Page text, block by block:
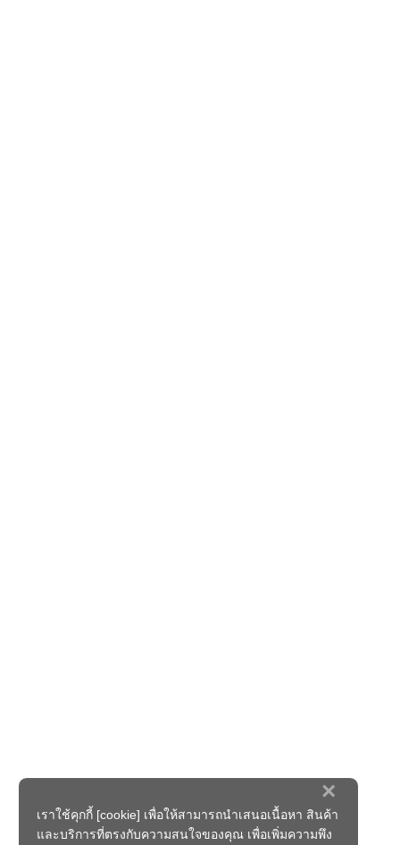
×
เราใช้คุกกี้ [cookie] เพื่อให้สามารถนำเสนอเนื้อหา สินค้า
และบริการที่ตรงกับความสนใจของคุณ เพื่อเพิ่มความพึง